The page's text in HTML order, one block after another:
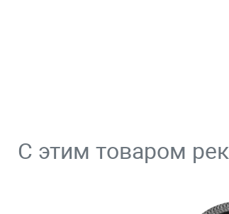
С этим товаром